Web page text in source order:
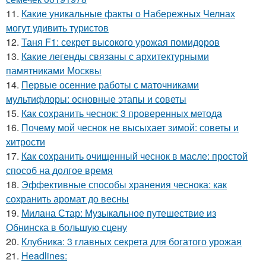
11. Какие уникальные факты о Набережных Челнах
могут удивить туристов
12. Таня F1: секрет высокого урожая помидоров
13. Какие легенды связаны с архитектурными
памятниками Москвы
14. Первые осенние работы с маточниками
мультифлоры: основные этапы и советы
15. Как сохранить чеснок: 3 проверенных метода
16. Почему мой чеснок не высыхает зимой: советы и
хитрости
17. Как сохранить очищенный чеснок в масле: простой
способ на долгое время
18. Эффективные способы хранения чеснока: как
сохранить аромат до весны
19. Милана Стар: Музыкальное путешествие из
Обнинска в большую сцену
20. Клубника: 3 главных секрета для богатого урожая
21. Headlines: